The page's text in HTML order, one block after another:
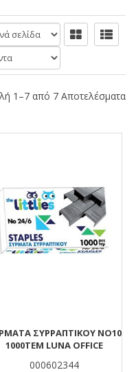
1–7 από 7 Αποτελέσματα
ΣΥΡΡΑΠΤΙΚΟΥ NO10
1000TEM LUNA OFFICE
000602344